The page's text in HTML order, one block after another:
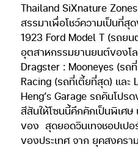
Thailand SiXnature
สรรมาเพื่อโชว์ความเป็นที่สุ
1923 Ford Model T (รถย
อุตสาหกรรมยานยนต์ของโ
Dragster : Mooneyes (รถ
Racing (รถที่เตี้ยที่สุด) และ
Heng’s Garage รถคันโปร
สีสันให้โซนนี้คึกคักเป็นพิเศ
ของ สุดยอดวินเทจชอปเปอ
ของประเทศ จาก ยุคสงคร